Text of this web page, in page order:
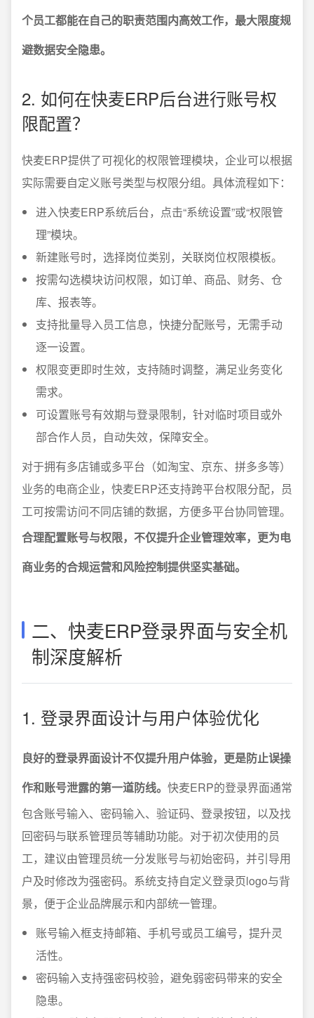
个员工都能在自己的职责范围内高效工作，最大限度规
避数据安全隐患。
2. 如何在快麦ERP后台进行账号权
限配置？
快麦ERP提供了可视化的权限管理模块，企业可以根据
实际需要自定义账号类型与权限分组。具体流程如下：
进入快麦ERP系统后台，点击“系统设置”或“权限管
理”模块。
新建账号时，选择岗位类别，关联岗位权限模板。
按需勾选模块访问权限，如订单、商品、财务、仓
库、报表等。
支持批量导入员工信息，快捷分配账号，无需手动
逐一设置。
权限变更即时生效，支持随时调整，满足业务变化
需求。
可设置账号有效期与登录限制，针对临时项目或外
部合作人员，自动失效，保障安全。
对于拥有多店铺或多平台（如淘宝、京东、拼多多等）
业务的电商企业，快麦ERP还支持跨平台权限分配，员
工可按需访问不同店铺的数据，方便多平台协同管理。
合理配置账号与权限，不仅提升企业管理效率，更为电
商业务的合规运营和风险控制提供坚实基础。
二、快麦ERP登录界面与安全机
制深度解析
1. 登录界面设计与用户体验优化
良好的登录界面设计不仅提升用户体验，更是防止误操
作和账号泄露的第一道防线。 快麦ERP的登录界面通常
包含账号输入、密码输入、验证码、登录按钮，以及找
回密码与联系管理员等辅助功能。对于初次使用的员
工，建议由管理员统一分发账号与初始密码，并引导用
户及时修改为强密码。系统支持自定义登录页logo与背
景，便于企业品牌展示和内部统一管理。
账号输入框支持邮箱、手机号或员工编号，提升灵
活性。
密码输入支持强密码校验，避免弱密码带来的安全
隐患。